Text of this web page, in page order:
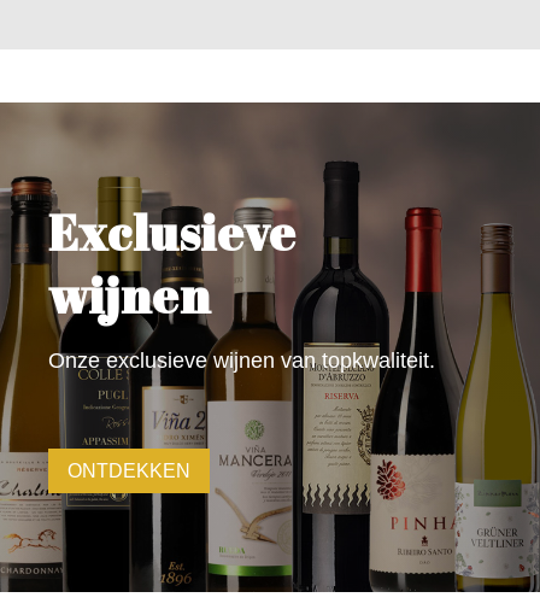
Exclusieve
wijnen
Onze exclusieve wijnen van topkwaliteit.
ONTDEKKEN